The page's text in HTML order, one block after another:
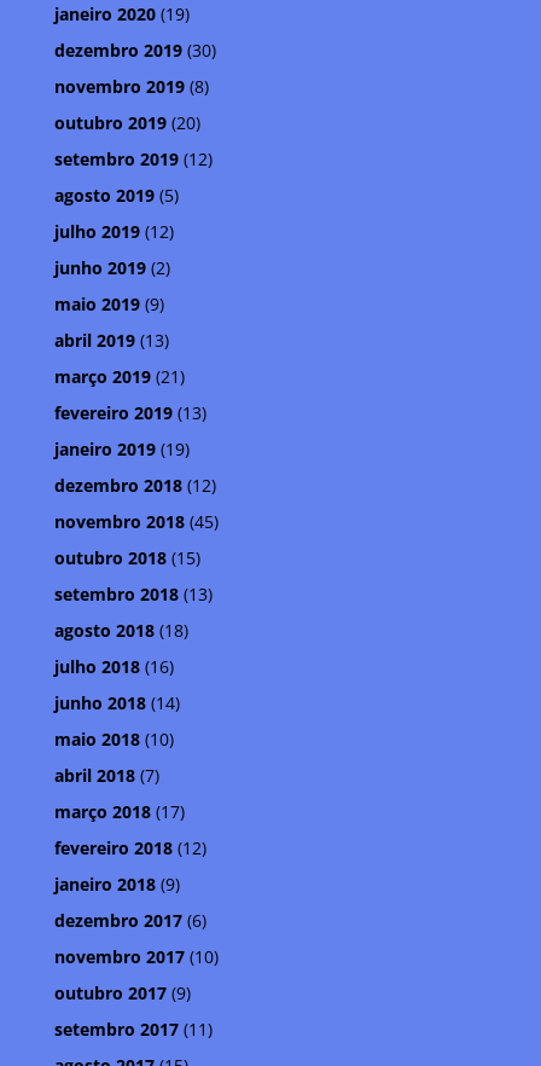
janeiro 2020(19)
dezembro 2019(30)
novembro 2019(8)
outubro 2019(20)
setembro 2019(12)
agosto 2019(5)
julho 2019(12)
junho 2019(2)
maio 2019(9)
abril 2019(13)
março 2019(21)
fevereiro 2019(13)
janeiro 2019(19)
dezembro 2018(12)
novembro 2018(45)
outubro 2018(15)
setembro 2018(13)
agosto 2018(18)
julho 2018(16)
junho 2018(14)
maio 2018(10)
abril 2018(7)
março 2018(17)
fevereiro 2018(12)
janeiro 2018(9)
dezembro 2017(6)
novembro 2017(10)
outubro 2017(9)
setembro 2017(11)